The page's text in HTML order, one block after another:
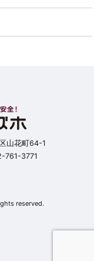
山花町64-1
761-3771
reserved.